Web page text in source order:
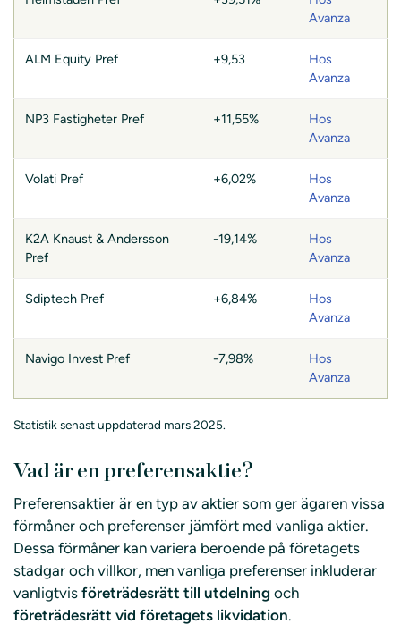
Avanza
ALM Equity Pref +9,53
Hos
Avanza
NP3 Fastigheter Pref +11,55%
Hos
Avanza
Volati Pref +6,02%
Hos
Avanza
K2A Knaust & Andersson
Pref
-19,14%
Hos
Avanza
Sdiptech Pref +6,84%
Hos
Avanza
Navigo Invest Pref -7,98%
Hos
Avanza
Statistik senast uppdaterad mars 2025.
Vad är en preferensaktie?
Preferensaktier är en typ av aktier som ger ägaren vissa
förmåner och preferenser jämfört med vanliga aktier.
Dessa förmåner kan variera beroende på företagets
stadgar och villkor, men vanliga preferenser inkluderar
vanligtvis företrädesrätt till utdelning och
företrädesrätt vid företagets likvidation.